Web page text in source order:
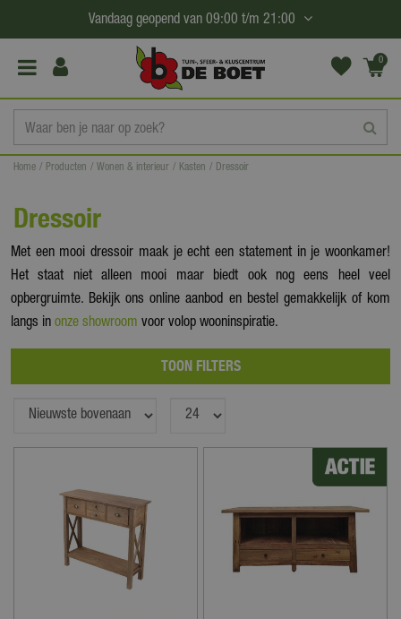
a
Home Producten Wonen & interieur Kasten Dressoir
Vandaag geopend van 09:00 t/m 21:00
0
(€0,
Dressoir
Met een mooi dressoir maak je echt een statement in je woonkamer!
Het staat niet alleen mooi maar biedt ook nog eens heel veel
opbergruimte. Bekijk ons online aanbod en bestel gemakkelijk of kom
langs in onze showroom voor volop wooninspiratie.
TOON FILTERS